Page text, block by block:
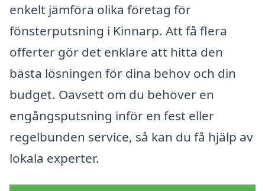
enkelt jämföra olika företag för
fönsterputsning i Kinnarp. Att få flera
offerter gör det enklare att hitta den
bästa lösningen för dina behov och din
budget. Oavsett om du behöver en
engångsputsning inför en fest eller
regelbunden service, så kan du få hjälp av
lokala experter.